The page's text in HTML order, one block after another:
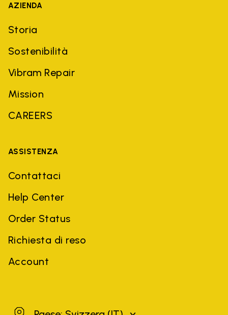
AZIENDA
Storia
Sostenibilità
Vibram Repair
Mission
CAREERS
ASSISTENZA
Contattaci
Help Center
Order Status
Richiesta di reso
Account